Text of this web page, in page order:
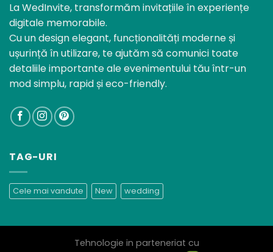
La WedInvite, transformăm invitațiile în experiențe
digitale memorabile.
Cu un design elegant, funcționalități moderne și
ușurință în utilizare, te ajutăm să comunici toate
detaliile importante ale evenimentului tău într-un
mod simplu, rapid și eco-friendly.
TAG-URI
Cele mai vandute New wedding
Tehnologie in parteneriat cu